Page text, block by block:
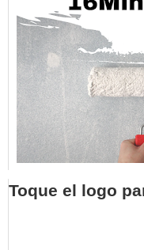
Toque el logo